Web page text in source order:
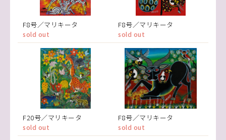
F8号／マリキータ
sold out
F8号／マリキータ
sold out
F20号／マリキータ
sold out
F8号／マリキータ
sold out